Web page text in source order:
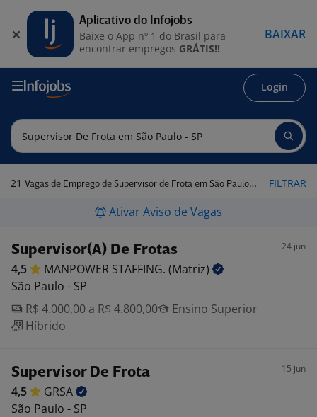
Login
21 Vagas de Emprego de Supervisor de Frota em São Paulo - SP FILTRAR
Ativar Aviso de Vagas
Supervisor(A) De Frotas 24 jun
4,5 MANPOWER STAFFING. (Matriz)
São Paulo - SP
R$ 4.000,00 a R$ 4.800,00
Ensino Superior
Híbrido
Supervisor De Frota 15 jun
4,5
GRSA
São Paulo - SP
Aplicativo do Infojobs
Baixe o App nº 1 do Brasil para
encontrar empregos GRÁTIS!!
BAIXAR